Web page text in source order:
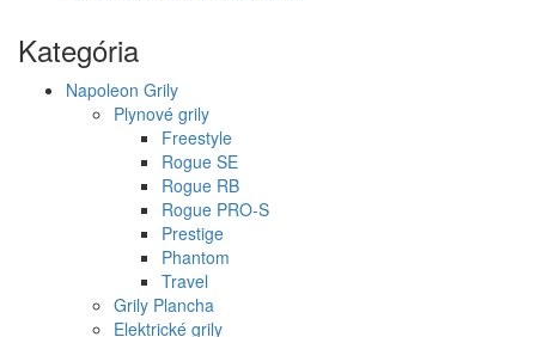
Kategória
Napoleon Grily
Plynové grily
Freestyle
Rogue SE
Rogue RB
Rogue PRO-S
Prestige
Phantom
Travel
Grily Plancha
Elektrické grily